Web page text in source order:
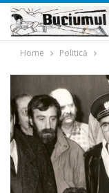
Home Politică